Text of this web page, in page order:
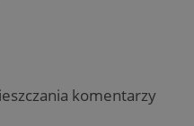
komentarzy